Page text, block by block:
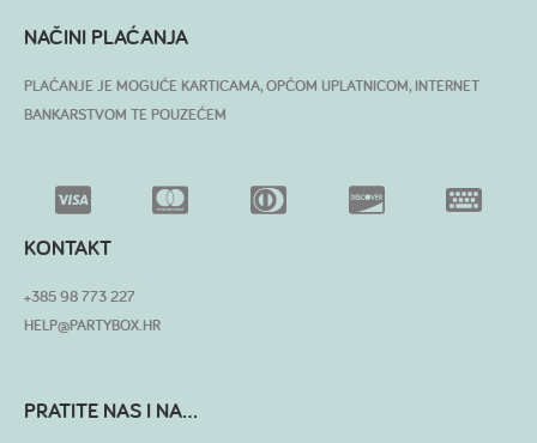
NAČINI PLAĆANJA
PLAĆANJE JE MOGUĆE KARTICAMA, OPĆOM UPLATNICOM, INTERNET
BANKARSTVOM TE POUZEĆEM
KONTAKT
+385 98 773 227
HELP@PARTYBOX.HR
PRATITE NAS I NA...